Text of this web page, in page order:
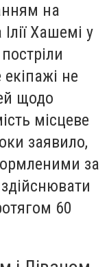
на
Хашемі у
не
щодо
місцеве
заявило,
за
60